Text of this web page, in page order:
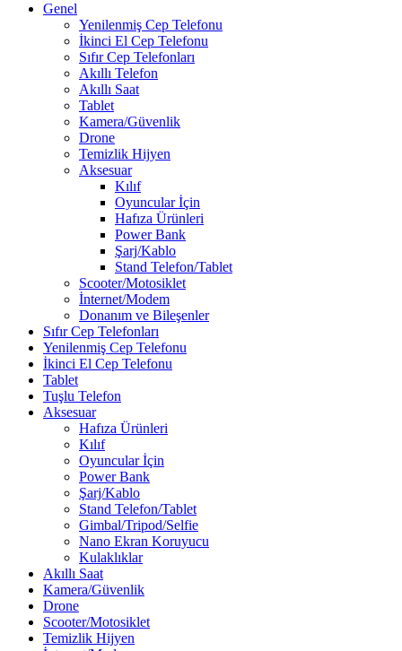
Genel
Yenilenmiş Cep Telefonu
İkinci El Cep Telefonu
Sıfır Cep Telefonları
Akıllı Telefon
Akıllı Saat
Tablet
Kamera/Güvenlik
Drone
Temizlik Hijyen
Aksesuar
Kılıf
Oyuncular İçin
Hafıza Ürünleri
Power Bank
Şarj/Kablo
Stand Telefon/Tablet
Scooter/Motosiklet
İnternet/Modem
Donanım ve Bileşenler
Sıfır Cep Telefonları
Yenilenmiş Cep Telefonu
İkinci El Cep Telefonu
Tablet
Tuşlu Telefon
Aksesuar
Hafıza Ürünleri
Kılıf
Oyuncular İçin
Power Bank
Şarj/Kablo
Stand Telefon/Tablet
Gimbal/Tripod/Selfie
Nano Ekran Koruyucu
Kulaklıklar
Akıllı Saat
Kamera/Güvenlik
Drone
Scooter/Motosiklet
Temizlik Hijyen